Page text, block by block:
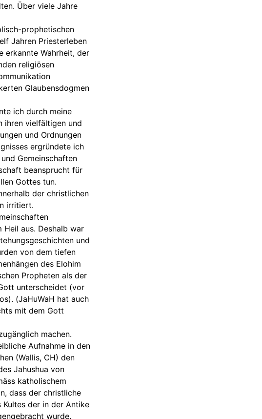
Über viele Jahre
prophetischen
Jahren Priesterleben
erkannte Wahrheit, der
religiösen
Glaubensdogmen
ich durch meine
ihren vielfältigen und
und Ordnungen
ergründete ich
Gemeinschaften
beansprucht für
Gottes tun.
der christlichen
irritiert.
aus. Deshalb war
und
von dem tiefen
des Elohim
Propheten als der
unterscheidet (vor
(JaHuWaH hat auch
mit dem Gott
machen.
Aufnahme in den
(Wallis, CH) den
Jahushua von
katholischem
dass der christliche
der in der Antike
wurde.